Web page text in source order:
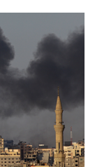
tế kêu
tức và mở
tới khu